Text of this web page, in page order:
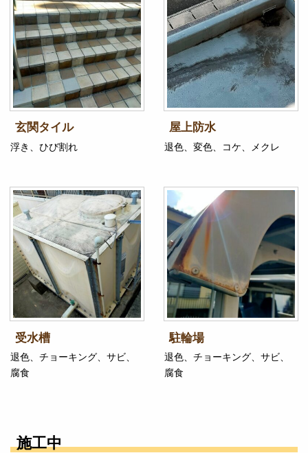
玄関タイル
浮き、ひび割れ
屋上防水
退色、変色、コケ、メクレ
受水槽
退色、チョーキング、サビ、
腐食
駐輪場
退色、チョーキング、サビ、
腐食
施工中